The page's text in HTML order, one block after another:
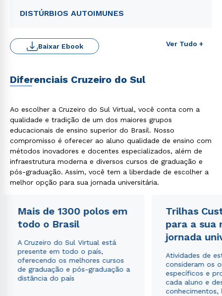
DISTÚRBIOS AUTOIMUNES
Ver Tudo +
Baixar Ebook
Diferenciais Cruzeiro do Sul
Ao escolher a Cruzeiro do Sul Virtual, você conta com a
qualidade e tradição de um dos maiores grupos
educacionais de ensino superior do Brasil. Nosso
compromisso é oferecer ao aluno qualidade de ensino com
métodos inovadores e docentes especializados, além de
infraestrutura moderna e diversos cursos de graduação e
pós-graduação. Assim, você tem a liberdade de escolher a
melhor opção para sua jornada universitária.
Mais de 1300 polos em
todo o Brasil
A Cruzeiro do Sul Virtual está
presente em todo o país,
oferecendo os melhores cursos
de graduação e pós-graduação a
distância do país
Trilhas
para a sua
jornada
Atividades de
consideram os
específicos e
cada aluno e
conhecimentos,